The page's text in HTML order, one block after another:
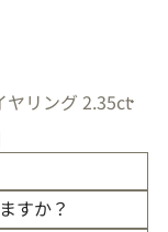
ヤリング 2.35ct
すか？